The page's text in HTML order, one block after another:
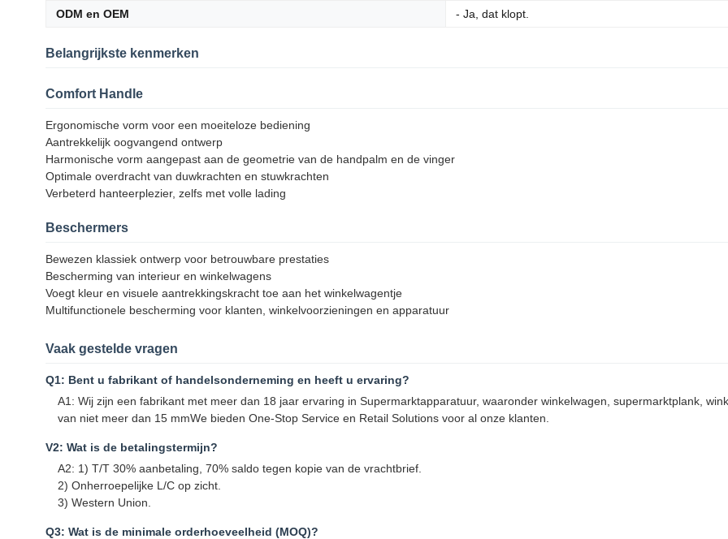
ODM en OEM - Ja, dat klopt.
Belangrijkste kenmerken
Comfort Handle
Ergonomische vorm voor een moeiteloze bediening
Aantrekkelijk oogvangend ontwerp
Harmonische vorm aangepast aan de geometrie van de handpalm en de vinger
Optimale overdracht van duwkrachten en stuwkrachten
Verbeterd hanteerplezier, zelfs met volle lading
Beschermers
Bewezen klassiek ontwerp voor betrouwbare prestaties
Bescherming van interieur en winkelwagens
Voegt kleur en visuele aantrekkingskracht toe aan het winkelwagentje
Multifunctionele bescherming voor klanten, winkelvoorzieningen en apparatuur
Vaak gestelde vragen
Q1: Bent u fabrikant of handelsonderneming en heeft u ervaring?
A1: Wij zijn een fabrikant met meer dan 18 jaar ervaring in Supermarktapparatuur, waaronder winkelwagen, supermarktplank,
van niet meer dan 15 mmWe bieden One-Stop Service en Retail Solutions voor al onze klanten.
V2: Wat is de betalingstermijn?
A2: 1) T/T 30% aanbetaling, 70% saldo tegen kopie van de vrachtbrief.
2) Onherroepelijke L/C op zicht.
3) Western Union.
Q3: Wat is de minimale orderhoeveelheid (MOQ)?